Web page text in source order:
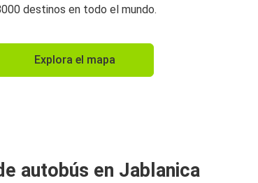
destinos en todo el mundo.
Explora el mapa
autobús en Jablanica